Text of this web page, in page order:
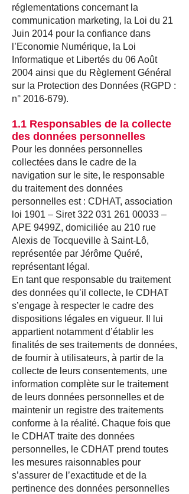
réglementations concernant la
communication marketing, la Loi du 21
Juin 2014 pour la confiance dans
l’Economie Numérique, la Loi
Informatique et Libertés du 06 Août
2004 ainsi que du Règlement Général
sur la Protection des Données (RGPD :
n° 2016-679).
1.1 Responsables de la collecte
des données personnelles
Pour les données personnelles
collectées dans le cadre de la
navigation sur le site, le responsable
du traitement des données
personnelles est : CDHAT, association
loi 1901 – Siret322 031 261 00033 –
APE 9499Z, domiciliée au 210 rue
Alexis de Tocqueville à Saint-Lô,
représentée par Jérôme Quéré,
représentant légal.
En tant que responsable du traitement
des données qu’il collecte, le CDHAT
s’engage à respecter le cadre des
dispositions légales en vigueur. Il lui
appartient notamment d’établir les
finalités de ses traitements de données,
de fournir à utilisateurs, à partir de la
collecte de leurs consentements, une
information complète sur le traitement
de leurs données personnelles et de
maintenir un registre des traitements
conforme à la réalité. Chaque fois que
le CDHAT traite des données
personnelles, le CDHAT prend toutes
les mesures raisonnables pour
s’assurer de l’exactitude et de la
pertinence des données personnelles